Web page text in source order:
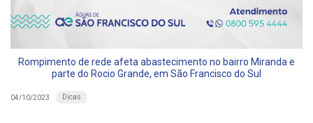
Rompimento de rede afeta abastecimento no bairro Miranda e
parte do Rocio Grande, em São Francisco do Sul
04/10/2023 Dicas